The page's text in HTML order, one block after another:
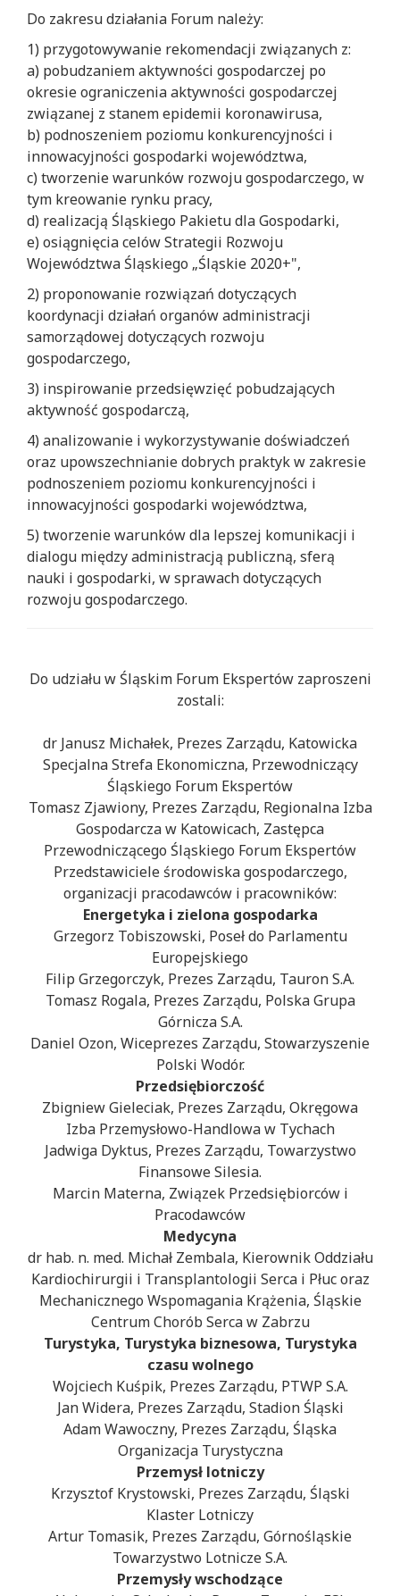
Do zakresu działania Forum należy:
1) przygotowywanie rekomendacji związanych z:
a) pobudzaniem aktywności gospodarczej po
okresie ograniczenia aktywności gospodarczej
związanej z stanem epidemii koronawirusa,
b) podnoszeniem poziomu konkurencyjności i
innowacyjności gospodarki województwa,
c) tworzenie warunków rozwoju gospodarczego, w
tym kreowanie rynku pracy,
d) realizacją Śląskiego Pakietu dla Gospodarki,
e) osiągnięcia celów Strategii Rozwoju
Województwa Śląskiego „Śląskie 2020+",
2) proponowanie rozwiązań dotyczących
koordynacji działań organów administracji
samorządowej dotyczących rozwoju
gospodarczego,
3) inspirowanie przedsięwzięć pobudzających
aktywność gospodarczą,
4) analizowanie i wykorzystywanie doświadczeń
oraz upowszechnianie dobrych praktyk w zakresie
podnoszeniem poziomu konkurencyjności i
innowacyjności gospodarki województwa,
5) tworzenie warunków dla lepszej komunikacji i
dialogu między administracją publiczną, sferą
nauki i gospodarki, w sprawach dotyczących
rozwoju gospodarczego.
Do udziału w Śląskim Forum Ekspertów zaproszeni
zostali:
dr Janusz Michałek, Prezes Zarządu, Katowicka
Specjalna Strefa Ekonomiczna, Przewodniczący
Śląskiego Forum Ekspertów
Tomasz Zjawiony, Prezes Zarządu, Regionalna Izba
Gospodarcza w Katowicach, Zastępca
Przewodniczącego Śląskiego Forum Ekspertów
Przedstawiciele środowiska gospodarczego,
organizacji pracodawców i pracowników:
Energetyka i zielona gospodarka
Grzegorz Tobiszowski, Poseł do Parlamentu
Europejskiego
Filip Grzegorczyk, Prezes Zarządu, Tauron S.A.
Tomasz Rogala, Prezes Zarządu, Polska Grupa
Górnicza S.A.
Daniel Ozon, Wiceprezes Zarządu, Stowarzyszenie
Polski Wodór.
Przedsiębiorczość
Zbigniew Gieleciak, Prezes Zarządu, Okręgowa
Izba Przemysłowo-Handlowa w Tychach
Jadwiga Dyktus, Prezes Zarządu, Towarzystwo
Finansowe Silesia.
Marcin Materna, Związek Przedsiębiorców i
Pracodawców
Medycyna
dr hab. n. med. Michał Zembala, Kierownik Oddziału
Kardiochirurgii i Transplantologii Serca i Płuc oraz
Mechanicznego Wspomagania Krążenia, Śląskie
Centrum Chorób Serca w Zabrzu
Turystyka, Turystyka biznesowa, Turystyka
czasu wolnego
Wojciech Kuśpik, Prezes Zarządu, PTWP S.A.
Jan Widera, Prezes Zarządu, Stadion Śląski
Adam Wawoczny, Prezes Zarządu, Śląska
Organizacja Turystyczna
Przemysł lotniczy
Krzysztof Krystowski, Prezes Zarządu, Śląski
Klaster Lotniczy
Artur Tomasik, Prezes Zarządu, Górnośląskie
Towarzystwo Lotnicze S.A.
Przemysły wschodzące